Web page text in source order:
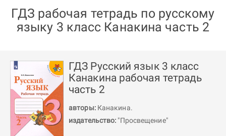
ГДЗ рабочая тетрадь по русскому
языку 3 класс Канакина часть 2
ГДЗ Русский язык 3 класс
Канакина рабочая тетрадь
часть 2
авторы: Канакина.
издательство: "Просвещение"